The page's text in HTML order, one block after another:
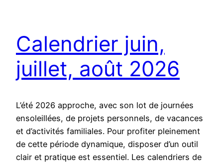
Calendrier juin,
juillet, août 2026
L’été 2026 approche, avec son lot de journées
ensoleillées, de projets personnels, de vacances
et d’activités familiales. Pour profiter pleinement
de cette période dynamique, disposer d’un outil
clair et pratique est essentiel. Les calendriers de